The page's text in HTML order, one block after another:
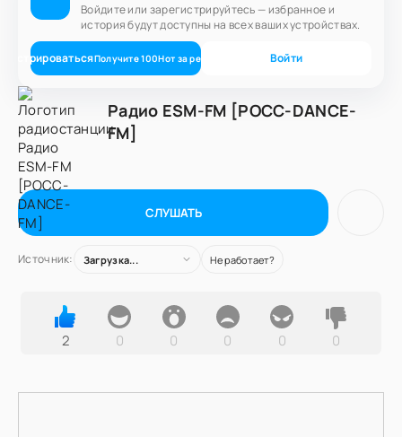
Войдите или зарегистрируйтесь — избранное и
история будут доступны на всех ваших устройствах.
Получите100Нот за регистрацию Войти
Радио ESM-FM [РОСС-DANCE-
FM]
СЛУШАТЬ
Источник: Загрузка... Не работает?
2 0 0 0 0 0